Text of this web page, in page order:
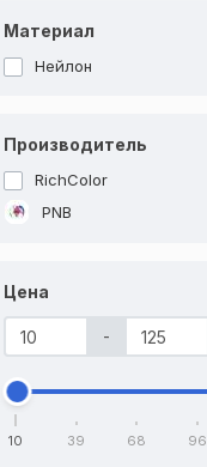
Материал
Нейлон
Производитель
RichColor
PNB
Цена
-
10 39 68 96